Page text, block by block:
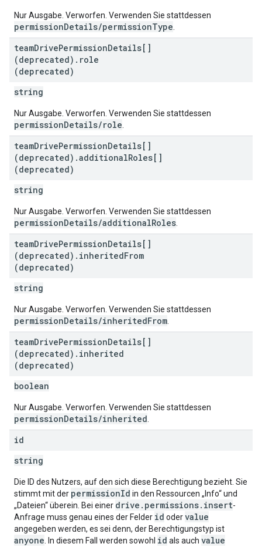
Nur Ausgabe. Verworfen. Verwenden Sie stattdessen
permissionDetails/permissionType
teamDrivePermissionDetails[]
(deprecated) . role
(deprecated)
string
Nur Ausgabe. Verworfen. Verwenden Sie stattdessen
permissionDetails/role
teamDrivePermissionDetails[]
(deprecated) .additionalRoles[]
(deprecated)
string
Nur Ausgabe. Verworfen. Verwenden Sie stattdessen
permissionDetails/additionalRoles
teamDrivePermissionDetails[]
(deprecated) . inheritedFrom
(deprecated)
string
Nur Ausgabe. Verworfen. Verwenden Sie stattdessen
permissionDetails/inheritedFrom
teamDrivePermissionDetails[]
(deprecated) . inherited
(deprecated)
boolean
Nur Ausgabe. Verworfen. Verwenden Sie stattdessen
permissionDetails/inherited
id
string
Die ID des Nutzers, auf den sich diese Berechtigung bezieht. Sie
stimmt mit der permissionId in den Ressourcen „Info“ und
„Dateien“ überein. Bei einer drive.permissions.insert-
Anfrage muss genau eines der Felder id odervalue
angegeben werden, es sei denn, der Berechtigungstyp ist
anyone . In diesem Fall werden sowohl id als auch value